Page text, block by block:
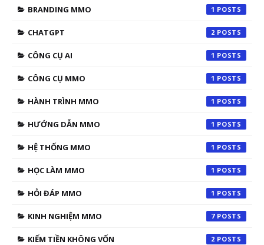
BRANDING MMO 1
CHATGPT 2
CÔNG CỤ AI 1
CÔNG CỤ MMO 1
HÀNH TRÌNH MMO 1
HƯỚNG DẪN MMO 1
HỆ THỐNG MMO 1
HỌC LÀM MMO 1
HỎI ĐÁP MMO 1
KINH NGHIỆM MMO 7
KIẾM TIỀN KHÔNG VỐN 2